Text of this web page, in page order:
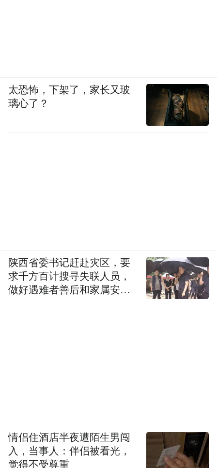
太恐怖，下架了，家长又玻
璃心了？
陕西省委书记赶赴灾区，要
求千方百计搜寻失联人员，
做好遇难者善后和家属安抚
情侣住酒店半夜遭陌生男闯
入，当事人：伴侣被看光，
觉得不受尊重